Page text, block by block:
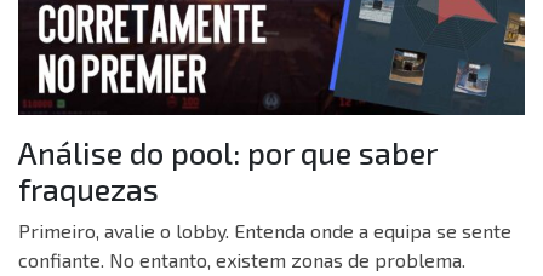
Análise do pool: por que saber
fraquezas
Primeiro, avalie o lobby. Entenda onde a equipa se sente
confiante. No entanto, existem zonas de problema.